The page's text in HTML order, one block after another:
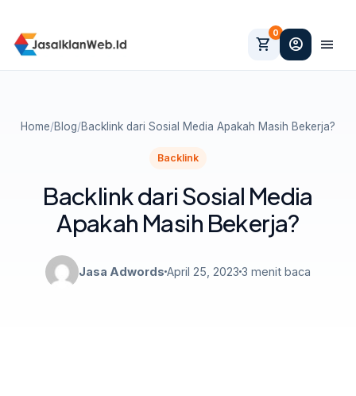
shopping_cart
0
account_circle menu
Home/Blog/Backlink dari Sosial Media Apakah Masih Bekerja?
Backlink
Backlink dari Sosial Media
Apakah Masih Bekerja?
Jasa Adwords April 25, 2023 3 menit baca